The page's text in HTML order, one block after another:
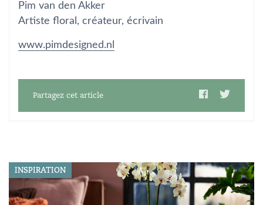
Pim van den Akker
Artiste floral, créateur, écrivain
www.pimdesigned.nl
Partagez cet article
INSPIRATION